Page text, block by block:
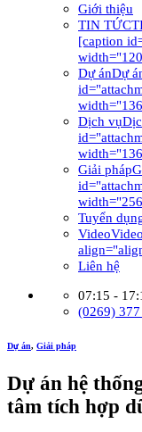
Giới thiệu
TIN TỨC
[caption
Dự ánDự
Dịch vụ
Giải pháp
Tuyển
Video
Liên hệ
07:15 -
(0269)
Dự án, Giải pháp
Dự án hệ
tâm tích hợp